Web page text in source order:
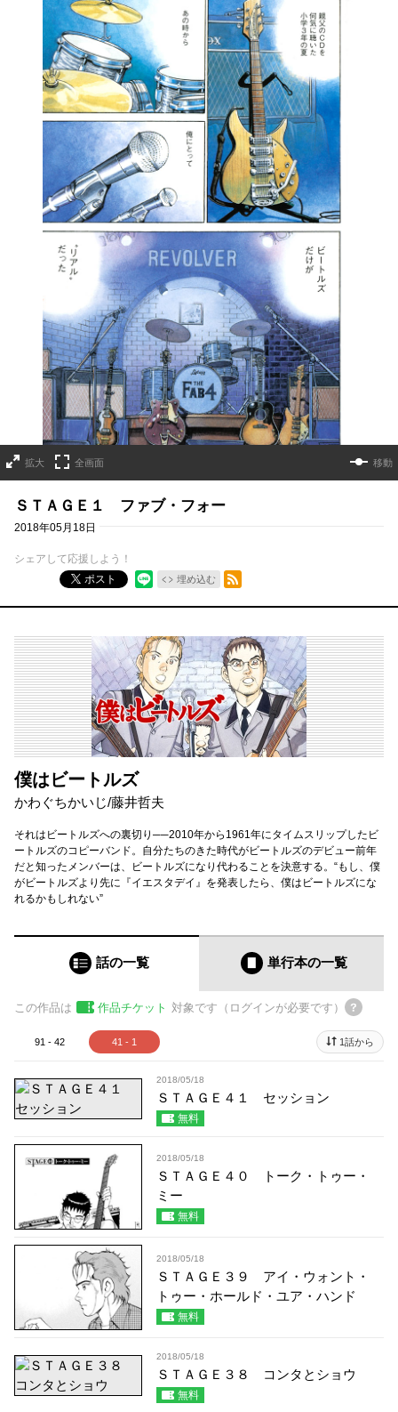
拡大 全画面 移動
ＳＴＡＧＥ１ ファブ・フォー
2018年05月18日
シェアして応援しよう！
ポスト
埋め込む
RSSフィード
僕はビートルズ
かわぐちかいじ/藤井哲夫
それはビートルズへの裏切り──2010年から1961年にタイムスリップしたビ
ートルズのコピーバンド。自分たちのきた時代がビートルズのデビュー前年
だと知ったメンバーは、ビートルズになり代わることを決意する。“もし、僕
がビートルズより先に『イエスタデイ』を発表したら、僕はビートルズにな
れるかもしれない”
話の一覧 単行本の一覧
この作品は 作品チケット 対象です（ログインが必要です）
91 - 42 41 - 1 1話から
2018/05/18
ＳＴＡＧＥ４１ セッション
無料
2018/05/18
ＳＴＡＧＥ４０ トーク・トゥー・
ミー
無料
2018/05/18
ＳＴＡＧＥ３９ アイ・ウォント・
トゥー・ホールド・ユア・ハンド
無料
2018/05/18
ＳＴＡＧＥ３８ コンタとショウ
無料